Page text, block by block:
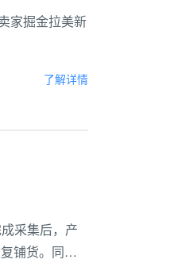
家掘金拉美新
了解详情
采集后，产
铺货。同时